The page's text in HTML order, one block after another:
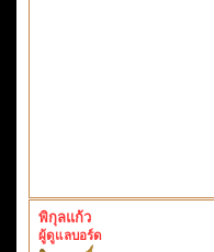
พิกุลแก้ว
ผู้ดูแลบอร์ด